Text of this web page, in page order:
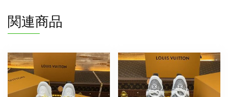
ト
ン
ニ
ー
カ
ー
関連商品